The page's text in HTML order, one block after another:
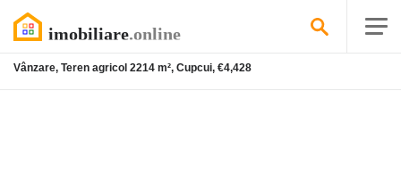
Vânzare, Teren agricol 2214 m², Cupcui, €4,428